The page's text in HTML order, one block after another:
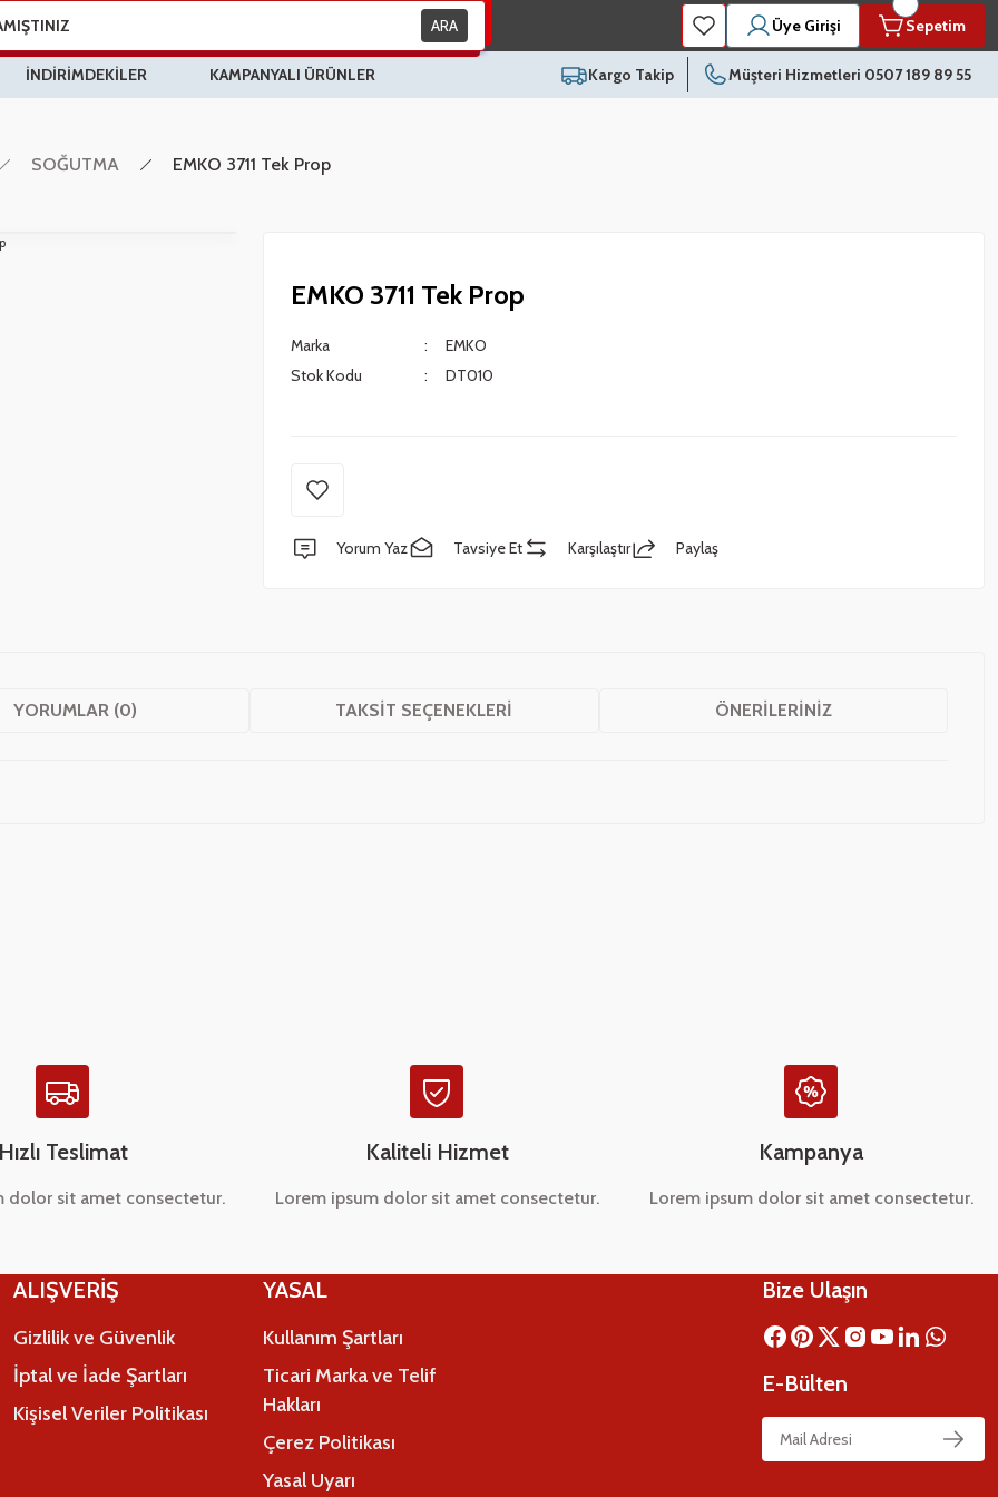
ARA Üye Girişi Sepetim
İNDİRİMDEKİLER KAMPANYALI ÜRÜNLER Kargo Takip Müşteri Hizmetleri 0507 189 89 55
SOĞUTMA EMKO 3711 Tek Prop
EMKO 3711 Tek Prop
Marka
EMKO
Stok Kodu
DT010
Yorum Yaz Tavsiye Et Karşılaştır Paylaş
YORUMLAR (0) TAKSIT SEÇENEKLERI ÖNERILERINIZ
Hızlı Teslimat
dolor sit amet consectetur.
Kaliteli Hizmet
Lorem ipsum dolor sit amet consectetur.
Kampanya
Lorem ipsum dolor sit amet consectetur.
ALIŞVERİŞ
Gizlilik ve Güvenlik
İptal ve İade Şartları
Kişisel Veriler Politikası
YASAL
Kullanım Şartları
Ticari Marka ve Telif
Hakları
Çerez Politikası
Yasal Uyarı
Bize Ulaşın
E-Bülten